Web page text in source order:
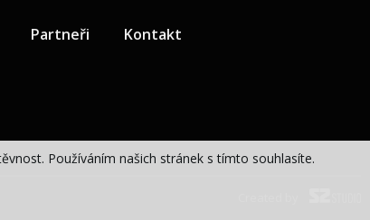
Používáním našich stránek s tímto souhlasíte.
Partneři Kontakt